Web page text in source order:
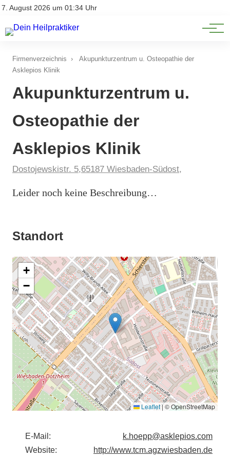
7. August 2026 um 01:34 Uhr
Impressum
Natürliche Medizin
Heilpflanzen & Kräuterkunde
Firmenverzeichnis ›
Akupunkturzentrum u. Osteopathie der
Asklepios Klinik
Akupunkturzentrum u.
Osteopathie der
Asklepios Klinik
Dostojewskistr. 5,65187 Wiesbaden-Südost,
Leider noch keine Beschreibung…
Standort
+
−
Leaflet|© OpenStreetMap
E-Mail:
k.hoepp@asklepios.com
Website:
http://www.tcm.agzwiesbaden.de